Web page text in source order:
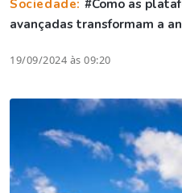
Sociedade: #Como as
avançadas transformam a
19/09/2024 às 09:20